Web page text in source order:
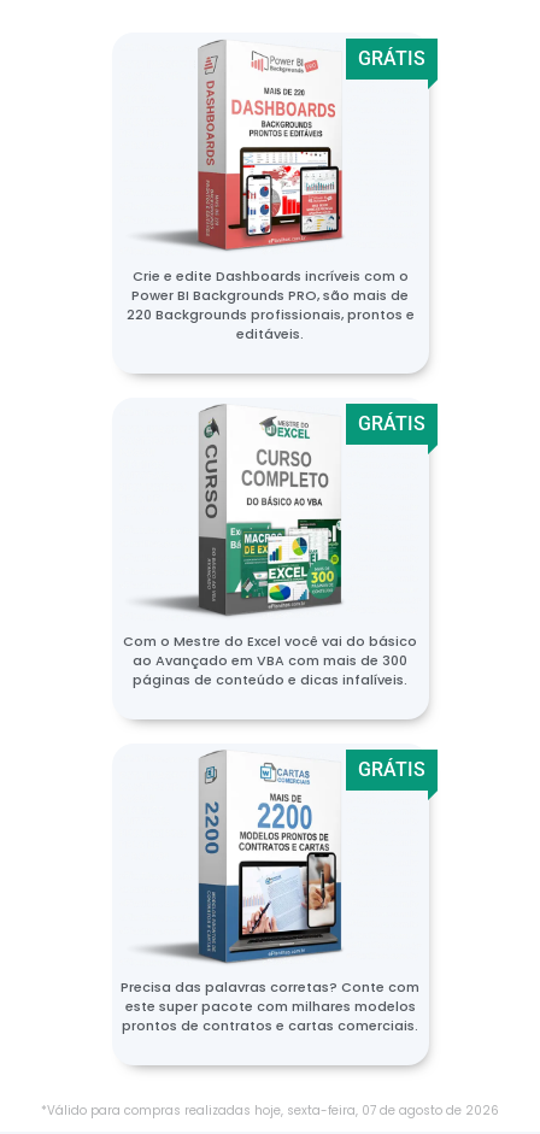
GRÁTIS
Crie e edite Dashboards incríveis com o
Power BI Backgrounds PRO, são mais de
220 Backgrounds profissionais, prontos e
editáveis.
GRÁTIS
Com o Mestre do Excel você vai do básico
ao Avançado em VBA com mais de 300
páginas de conteúdo e dicas infalíveis.
GRÁTIS
Precisa das palavras corretas? Conte com
este super pacote com milhares modelos
prontos de contratos e cartas comerciais.
*Válido para compras realizadas hoje, sexta-feira, 07 de agosto de 2026